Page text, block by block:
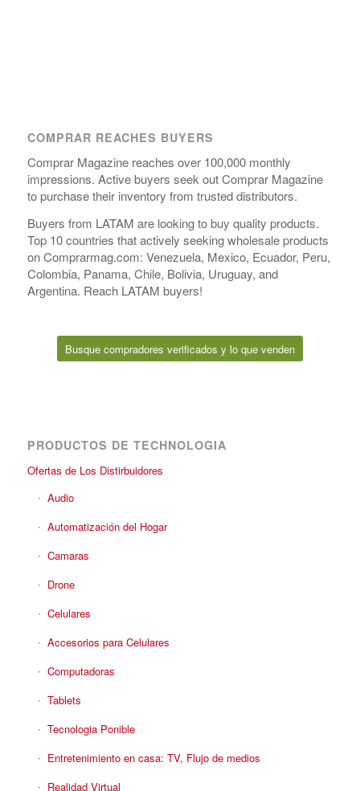
COMPRAR REACHES BUYERS
Comprar Magazine reaches over 100,000 monthly
impressions. Active buyers seek out Comprar Magazine
to purchase their inventory from trusted distributors.
Buyers from LATAM are looking to buy quality products.
Top 10 countries that actively seeking wholesale products
on Comprarmag.com: Venezuela, Mexico, Ecuador, Peru,
Colombia, Panama, Chile, Bolivia, Uruguay, and
Argentina. Reach LATAM buyers!
Busque compradores verificados y lo que venden
PRODUCTOS DE TECHNOLOGIA
Ofertas de Los Distirbuidores
Audio
Automatización del Hogar
Camaras
Drone
Celulares
Accesorios para Celulares
Computadoras
Tablets
Tecnologia Ponible
Entretenimiento en casa: TV, Flujo de medios
Realidad Virtual